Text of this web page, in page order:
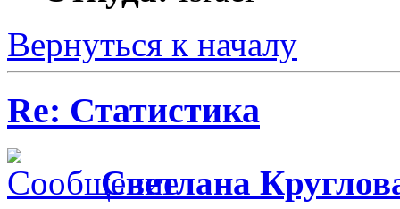
Вернуться к началу
Re: Статистика
Светлана